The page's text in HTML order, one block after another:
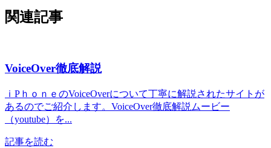
関連記事
VoiceOver徹底解説
ｉPｈｏｎｅのVoiceOverについて丁寧に解説されたサイトが
あるのでご紹介します。VoiceOver徹底解説ムービー
（youtube）を...
記事を読む